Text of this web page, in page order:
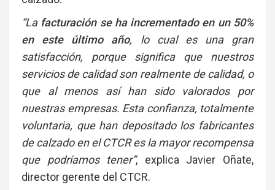
“La facturación se ha incrementado en un 50%
en este último año, lo cual es una gran
satisfacción, porque significa que nuestros
servicios de calidad son realmente de calidad, o
que al menos así han sido valorados por
nuestras empresas. Esta confianza, totalmente
voluntaria, que han depositado los fabricantes
de calzado en el CTCR es la mayor recompensa
que podríamos tener”, explica Javier Oñate,
director gerente del CTCR.